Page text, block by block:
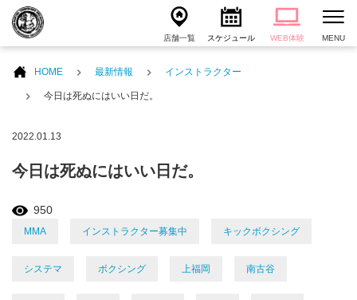
店舗一覧 スケジュール WEB体験 MENU
HOME 最新情報 インストラクター
今日は死ぬにはいい日だ。
2022.01.13
今日は死ぬにはいい日だ。
950
MMA インストラクター募集中 キックボクシング
システマ ボクシング 上福岡 南古谷